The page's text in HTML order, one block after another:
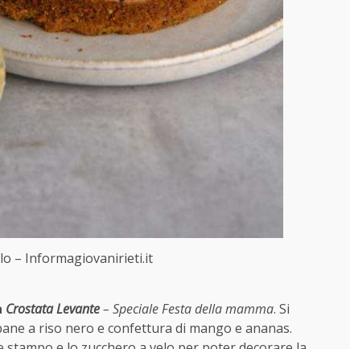
– Informagiovanirieti.it
Crostata Levante– Speciale Festa della mamma. Si
a riso nero e confettura di mango e ananas.